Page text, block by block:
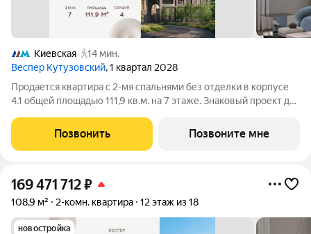
Киевская
14 мин.
Веспер Кутузовский, 1 квартал 2028
Продается квартира с 2-мя спальнями без отделки в корпусе
4.1 общей площадью 111,9 кв.м. на 7 этаже. Знаковый проект для
площадью 3,7 га расположен на Кутузовском проспекте и
воплощает новую
Позвонить Позвоните мне
169 471 712₽
108,9 м² 2-комн. квартира 12 этаж из 18
новостройка